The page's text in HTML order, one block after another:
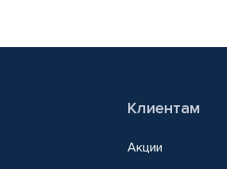
Клиентам
Акции